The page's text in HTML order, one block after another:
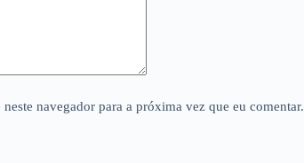
navegador para a próxima vez que eu comentar.